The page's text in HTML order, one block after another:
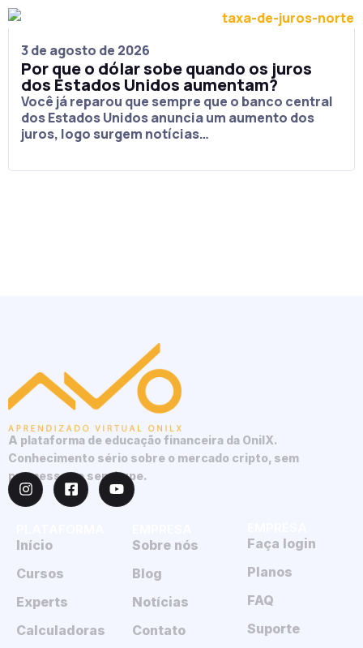
3 de agosto de 2026
Por que o dólar sobe quando os juros
dos Estados Unidos aumentam?
Você já reparou que sempre que o banco central
dos Estados Unidos anuncia um aumento dos
juros, logo surgem notícias…
A plataforma de educação financeira da OnilX.
Conhecimento sério sobre o mercado cripto, sem
promessas e sem hype.
Início
Cursos
Experts
Calculadoras
Sobre nós
Blog
Notícias
Contato
Faça login
Planos
FAQ
Suporte